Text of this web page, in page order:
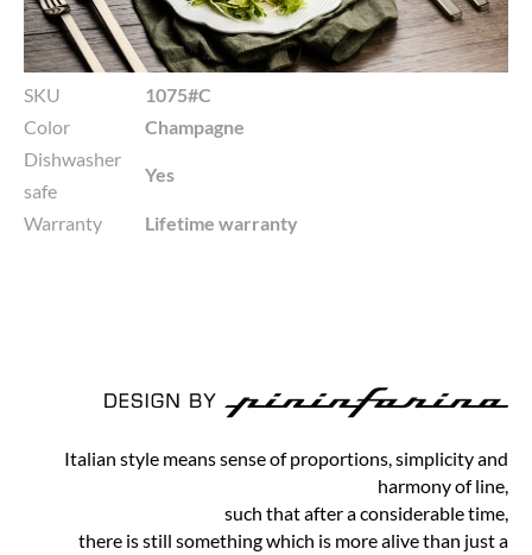
SKU
1075#C
Color
Champagne
Dishwasher
safe
Yes
Warranty Lifetime warranty
Italian style means sense of proportions, simplicity and
harmony of line,
such that after a considerable time,
there is still something which is more alive than just a